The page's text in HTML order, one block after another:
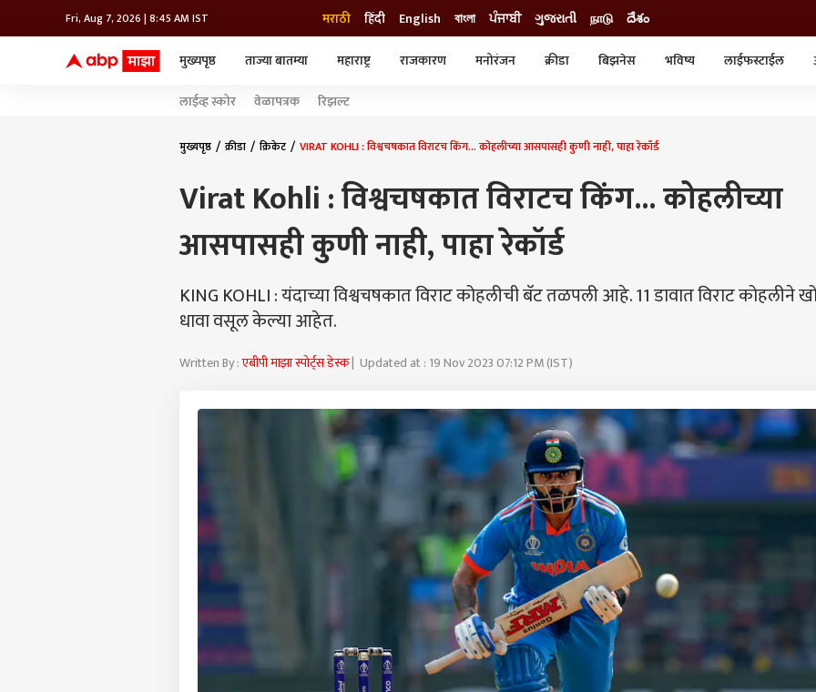
Fri, Aug 7, 2026 | 8:45 AM IST मराठी हिंदी English বাংলা ਪੰਜਾਬੀ ગુજરાતી நாடு దేశం
मुख्यपृष्ठ ताज्या बातम्या महाराष्ट्र राजकारण मनोरंजन क्रीडा बिझनेस भविष्य लाईफस्टाईल
टेलिव्हिजन ट्रेडिंग
लाईव्ह स्कोर वेळापत्रक रिझल्ट
मुख्यपृष्ठ क्रीडा क्रिकेट VIRAT KOHLI : विश्वचषकात विराटच किंग... कोहलीच्या आसपासही कुणी नाही, पाहा रेकॉर्ड
Virat Kohli : विश्वचषकात विराटच किंग... कोहलीच्या
आसपासही कुणी नाही, पाहा रेकॉर्ड
KING KOHLI : यंदाच्या विश्वचषकात विराट कोहलीची बॅट तळपली आहे. 11 डावात विराट कोहलीने
धावा वसूल केल्या आहेत.
Written By :एबीपी माझा स्पोर्ट्स डेस्क| Updated at : 19 Nov 2023 07:12 PM (IST)